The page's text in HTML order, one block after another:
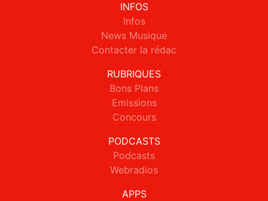
INFOS
Infos
News Musique
Contacter la rédac
RUBRIQUES
Bons Plans
Emissions
Concours
PODCASTS
Podcasts
Webradios
APPS